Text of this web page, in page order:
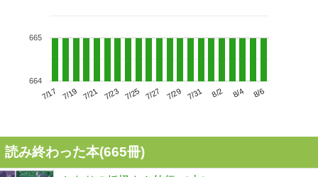
7/17 7/19 7/21 7/23 7/25 7/27 7/29 7/31 8/2 8/4 8/6
664
665
読み終わった本(665冊)